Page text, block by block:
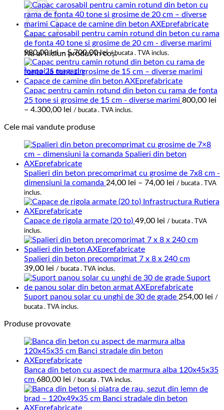
Nu ai niciun produs în coș.
Înapoi la magazin
prețuri:
39,00
până
la
119,00
Capac carosabil pentru camin rotund din beton cu rama
de fonta 40 tone si grosime de 20 cm - diverse marimi
980,00lei – 5.700,00leiInterval
de
prețuri:
980,00 lei
până
la
5.700,00 lei
/ bucata . TVA inclus.
Capac pentru camin rotund din beton cu rama de fonta
25 tone si grosime de 15 cm - diverse marimi 800,00 lei
– 4.300,00 lei Interval
prețuri:
până
la
4.300,00 lei
/ bucata . TVA inclus.
Cele mai vandute produse
Spalieri din beton precomprimat cu grosime de 7x8 cm -
dimensiuni la comanda 24,00 lei – 74,00 lei Interval
prețuri:
până
74,00 lei
/ bucata . TVA
inclus.
Capace de rigola armate (20 to) 49,00 lei / bucata . TVA
inclus.
Spalieri din beton precomprimat 7 x 8 x 240 cm
39,00 lei / bucata . TVA inclus.
Suport panou solar cu unghi de 30 de grade 254,00 lei /
bucata . TVA inclus.
Produse provovate
Banca din beton cu aspect de marmura alba 120x45x35
cm 680,00 lei / bucata . TVA inclus.